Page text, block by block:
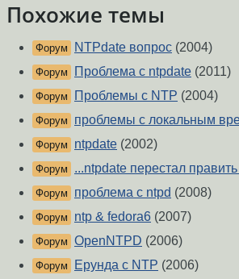
Похожие темы
Форум NTPdate вопрос (2004)
Форум Проблема с ntpdate (2011)
Форум Проблемы с NTP (2004)
Форум проблемы с локальным
Форум ntpdate (2002)
Форум ...ntpdate перестал
Форум проблема c ntpd (2008)
Форум ntp & fedora6 (2007)
Форум OpenNTPD (2006)
Форум Ерунда с NTP (2006)